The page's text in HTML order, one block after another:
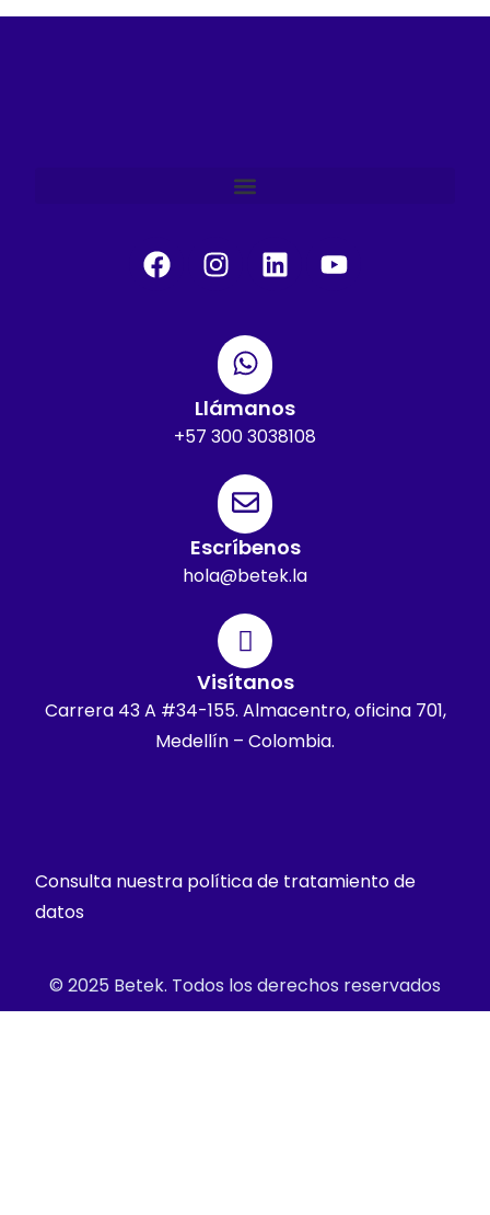
Llámanos
+57 300 3038108
Escríbenos
hola@betek.la
Visítanos
Carrera 43 A #34-155. Almacentro, oficina 701,
Medellín – Colombia.
Consulta nuestra política de tratamiento de
datos
© 2025 Betek. Todos los derechos reservados